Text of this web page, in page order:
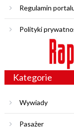
Regulamin
Polityki
Kategorie
Wywiady
Pasażer